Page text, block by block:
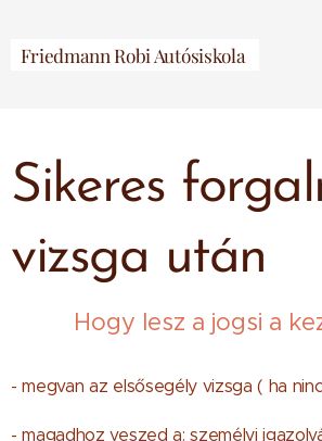
Friedmann Robi Autósiskola
Sikeres
vizsga után
Hogy lesz a jogsi a
- megvan az elsősegély vizsga ( ha
- magadhoz veszed a: személyi